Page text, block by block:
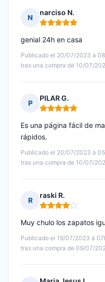
N
narciso N.
Nota: 5 de 5
Publicado el 20/07/2023 à
tras una compra de 10/07/
genial 24h en casa
P
PILAR G.
Nota: 5 de 5
Publicado el 20/07/2023 à
tras una compra de 10/07/
Es una página fácil de
rápidos.
R
raski R.
Nota: 4 de 5
Publicado el 19/07/2023 à
tras una compra de 09/07/
Muy chulo los zapatos